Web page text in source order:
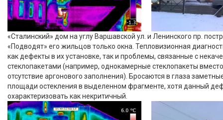
«Сталинский» дом на углу Варшавcкой ул. и Ленинского пр.
«Подводят» его жильцов только окна. Тепловизионная
как дефекты в их установке, так и проблемы, связанные с
стеклопакетами (например, однокамерные стеклопакеты
отсутствие аргонового заполнения). Бросаются в глаза
площади остекления в выделенном фрагменте, хотя данный
охарактеризовать как некритичный.